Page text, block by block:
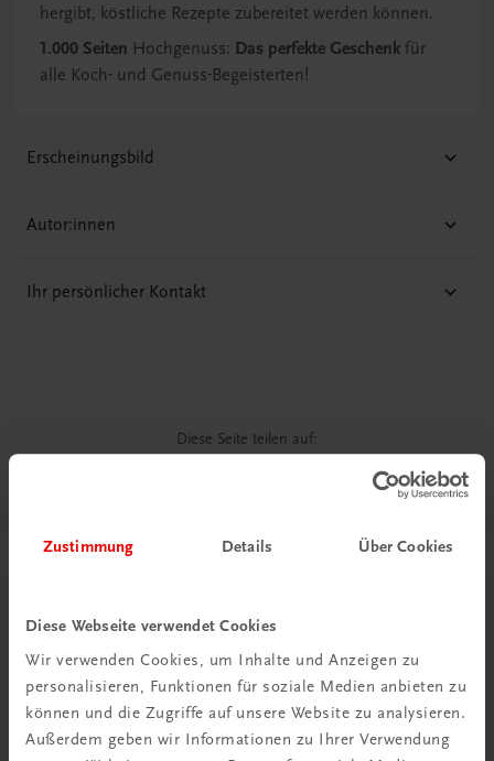
Zustimmung Details Über Cookies
Diese Webseite verwendet Cookies
Wir verwenden Cookies, um Inhalte und Anzeigen zu
personalisieren, Funktionen für soziale Medien anbieten zu
können und die Zugriffe auf unsere Website zu analysieren.
Außerdem geben wir Informationen zu Ihrer Verwendung
hergibt, köstliche Rezepte zubereitet werden können.
1.000 Seiten Hochgenuss: Das perfekte Geschenk für
alle Koch- und Genuss-Begeisterten!
Erscheinungsbild
Autor:innen
Ihr persönlicher Kontakt
Diese Seite teilen auf: